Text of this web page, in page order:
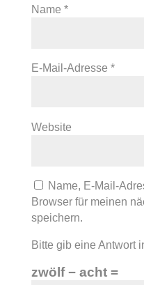
Name *
E-Mail-Adresse *
Website
Name, E-Mail-
Browser für meinen
speichern.
Bitte gib eine Antwort
zwölf − acht =